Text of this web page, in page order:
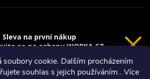
soubory cookie. Dalším procházením
souhlas s jejich používáním.. Více
Sleva na první nákup
se na eshopu WORKA.CZ
100 Kč* na nákup je Vaše.
Registrace